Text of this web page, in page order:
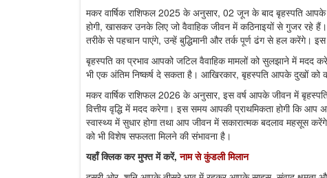
मकर वार्षिक राशिफल 2025 के अनुसार, 02 जून के बाद बृहस्पति आपके
होगी, खासकर उनके लिए जो वैवाहिक जीवन में कठिनाइयों से गुजर रहे
तरीके से पहचान पाएंगे, उन्हें बुद्धिमानी और तर्क पूर्ण ढंग से हल
बृहस्पति का प्रभाव आपको जटिल वैवाहिक मामलों को सुलझाने में
भी एक अंतिम निष्कर्ष दे सकता है। आखिरकार, बृहस्पति आपके दुखों को
मकर वार्षिक राशिफल 2026 के अनुसार, इस वर्ष आपके जीवन में
वित्तीय वृद्धि में मदद करेगा। इस समय आपकी प्राथमिकता होगी कि
स्वास्थ्य में सुधार होगा तथा आप जीवन में सकारात्मक बदलाव महसूस
को भी विशेष सफलता मिलने की संभावना है।
यहाँ क्लिक कर मुफ्त में करें,नाम से कुंडली मिलान